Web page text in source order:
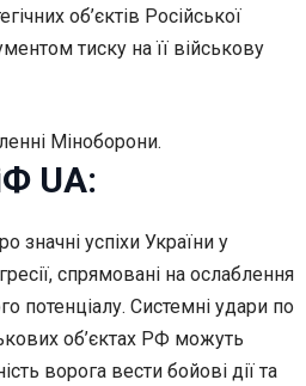
об’єктів Російської
тиску на її військову
Міноборони.
UA:
значні успіхи України у
спрямовані на ослаблення
потенціалу. Системні удари по
об’єктах РФ можуть
ворога вести бойові дії та